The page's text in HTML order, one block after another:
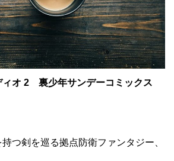
ィオ 2 裏少年サンデーコミックス
つ剣を巡る拠点防衛ファンタジー、